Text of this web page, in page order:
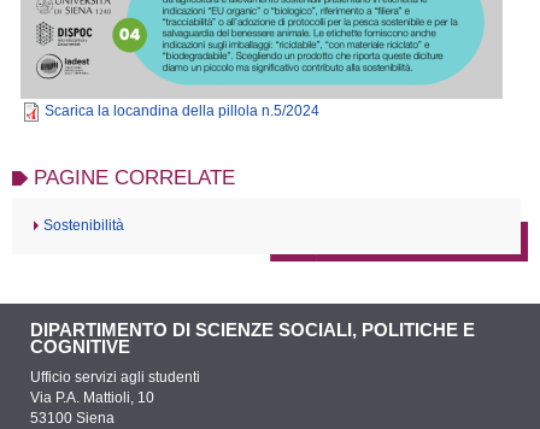
Scarica la locandina della pillola n.5/2024
PAGINE CORRELATE
Sostenibilità
DIPARTIMENTO DI SCIENZE SOCIALI, POLITICHE E
COGNITIVE
Ufficio servizi agli studenti
Via P.A. Mattioli, 10
53100 Siena